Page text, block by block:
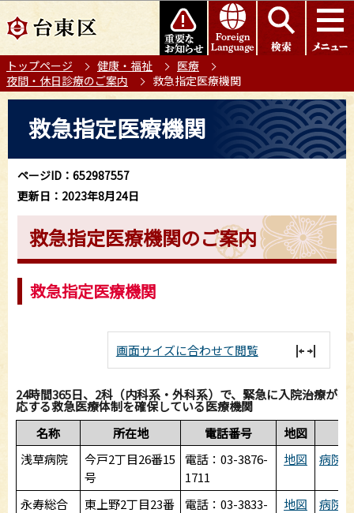
の
ー
ジ
このページの本文へ移動
トップページ 健康・福祉
医療
夜間・休日診療のご案内
救急指定医療機関
か
救急指定医療機関
ページID：652987557
更新日：2023年8月24日
救急指定医療機関のご案内
救急指定医療機関
画面サイズに合わせて閲覧
24時間365日、2科（内科系・外科系）で、緊急に入院治療が
応する救急医療体制を確保している医療機関
名称
所在地 電話番号
地図
浅草病院
今戸2丁目26番15
号
電話：03-3876-
1711
地図 病院
永寿総合
東上野2丁目23番
電話：03-3833-
地図 病院